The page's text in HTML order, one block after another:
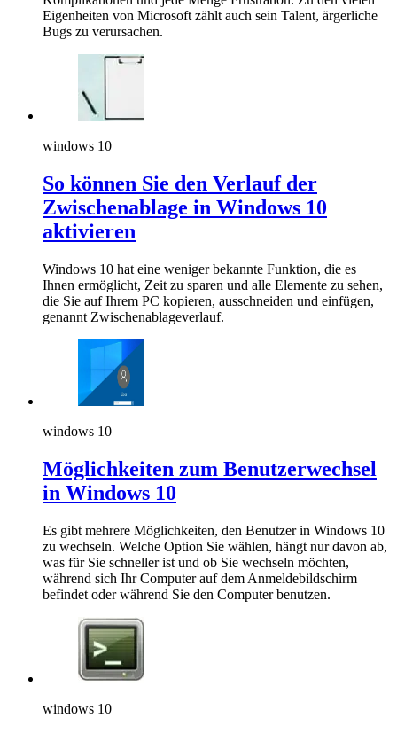
Eigenheiten von Microsoft zählt auch sein Talent, ärgerliche
Bugs zu verursachen.
windows 10
So können Sie den Verlauf der
Zwischenablage in Windows 10
aktivieren
Windows 10 hat eine weniger bekannte Funktion, die es
Ihnen ermöglicht, Zeit zu sparen und alle Elemente zu sehen,
die Sie auf Ihrem PC kopieren, ausschneiden und einfügen,
genannt Zwischenablageverlauf.
windows 10
Möglichkeiten zum Benutzerwechsel
in Windows 10
Es gibt mehrere Möglichkeiten, den Benutzer in Windows 10
zu wechseln. Welche Option Sie wählen, hängt nur davon ab,
was für Sie schneller ist und ob Sie wechseln möchten,
während sich Ihr Computer auf dem Anmeldebildschirm
befindet oder während Sie den Computer benutzen.
windows 10